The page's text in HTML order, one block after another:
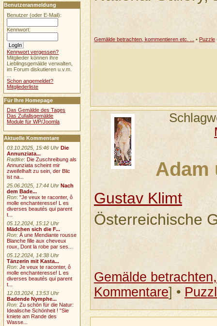
Gemälde betrachten, kommentieren etc. ... • Puzzle
Adam
Gustav Klimt
Österreichische
Gemälde
Kommentare] •
Benutzeranmeldung
Benutzer (oder E-Mail):
Kennwort:
Kennwort vergessen?
Mitglieder können ihre
Lieblingsgemälde verwalten,
im Forum diskutieren u.v.m.
Schon angemeldet?
Mitgliederliste
Für Ihre Homepage
Das Gemälde des Tages
Das Zufallsgemälde
Module für WP/Joomla
Aktuelle Kommentare
03.10.2025, 15:46 Uhr Die
Annunziata...
Radtke: Die Zuschreibung als
Annunziata scheint mir
zweifelhaft zu sein, der Blic
ist na...
25.06.2025, 17:44 Uhr Nach
dem Bade...
Ron:"Je veux te raconter, ô
molle enchanteresse! L es
diverses beautés qui parent
t...
05.12.2024, 15:12 Uhr
Mädchen sich die F...
Ron:À une Mendiante rousse
Blanche fille aux cheveux
roux, Dont la robe par ses...
05.12.2024, 14:38 Uhr
Tänzerin mit Kasta...
Ron:Je veux te raconter, ô
molle enchanteresse! L es
diverses beautés qui parent
t...
12.03.2024, 13:53 Uhr
Badende Nymphe...
Ron:Zu schön für die Natur:
Idealische Schönheit ! "Sie
kniete am Rande des
Wasse...